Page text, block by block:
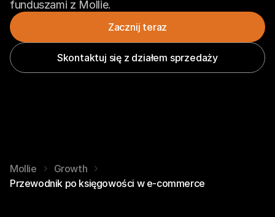
funduszami z Mollie.
Zacznij teraz
Skontaktuj się z działem sprzedaży
Mollie
Growth
Przewodnik po księgowości w e-commerce